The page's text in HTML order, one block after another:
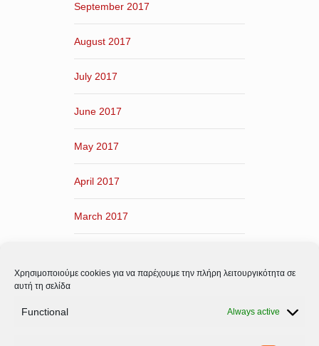
Χρησιμοποιούμε cookies για να παρέχουμε την πλήρη λειτουργικότητα σε
αυτή τη σελίδα
Functional Always active
September 2017
August 2017
July 2017
June 2017
May 2017
April 2017
March 2017